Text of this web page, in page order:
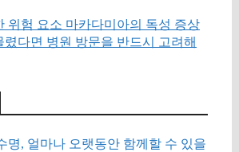
위험 요소 마카다미아의 독성 증상
렸다면 병원 방문을 반드시 고려해
명, 얼마나 오랫동안 함께할 수 있을